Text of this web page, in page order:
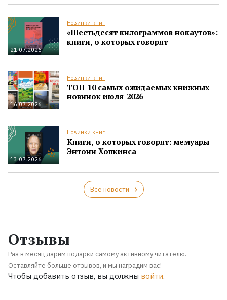
21.07.2026
Новинки книг
«Шестьдесят килограммов нокаутов»:
книги, о которых говорят
16.07.2026
Новинки книг
ТОП-10 самых ожидаемых книжных
новинок июля-2026
13.07.2026
Новинки книг
Книги, о которых говорят: мемуары
Энтони Хопкинса
Все новости
Отзывы
Раз в месяц дарим подарки самому активному читателю.
Оставляйте больше отзывов, и мы наградим вас!
Чтобы добавить отзыв, вы должны войти.